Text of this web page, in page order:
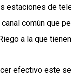
de
común que
a la que
efectivo este